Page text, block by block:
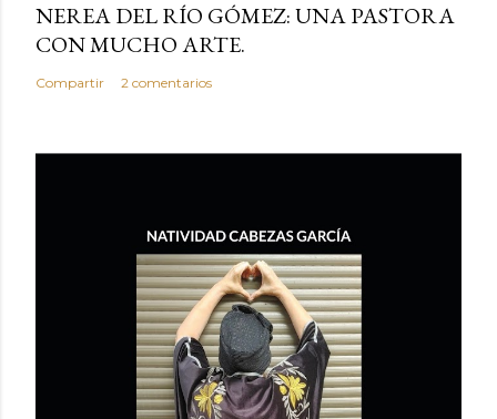
NEREA DEL RÍO GÓMEZ: UNA PASTORA
CON MUCHO ARTE.
Compartir 2 comentarios